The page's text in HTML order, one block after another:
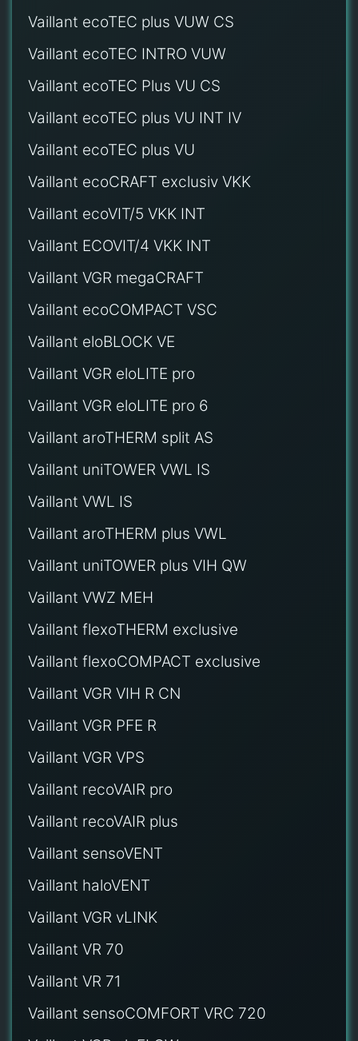
Vaillant ecoTEC plus VUW CS
Vaillant ecoTEC INTRO VUW
Vaillant ecoTEC Plus VU CS
Vaillant ecoTEC plus VU INT IV
Vaillant ecoTEC plus VU
Vaillant ecoCRAFT exclusiv VKK
Vaillant ecoVIT/5 VKK INT
Vaillant ECOVIT/4 VKK INT
Vaillant VGR megaCRAFT
Vaillant ecoCOMPACT VSC
Vaillant eloBLOCK VE
Vaillant VGR eloLITE pro
Vaillant VGR eloLITE pro 6
Vaillant aroTHERM split AS
Vaillant uniTOWER VWL IS
Vaillant VWL IS
Vaillant aroTHERM plus VWL
Vaillant uniTOWER plus VIH QW
Vaillant VWZ MEH
Vaillant flexoTHERM exclusive
Vaillant flexoCOMPACT exclusive
Vaillant VGR VIH R CN
Vaillant VGR PFE R
Vaillant VGR VPS
Vaillant recoVAIR pro
Vaillant recoVAIR plus
Vaillant sensoVENT
Vaillant haloVENT
Vaillant VGR vLINK
Vaillant VR 70
Vaillant VR 71
Vaillant sensoCOMFORT VRC 720